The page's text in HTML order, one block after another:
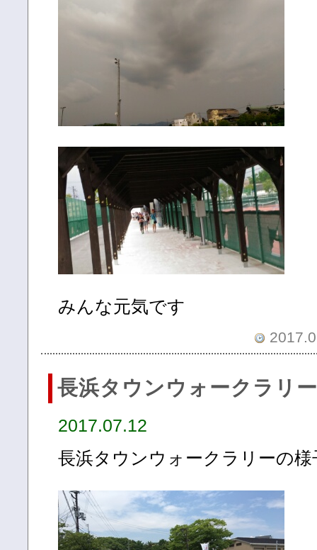
みんな元気です
長浜タウンウォークラリ
2017.07.12
長浜タウンウォークラリーの